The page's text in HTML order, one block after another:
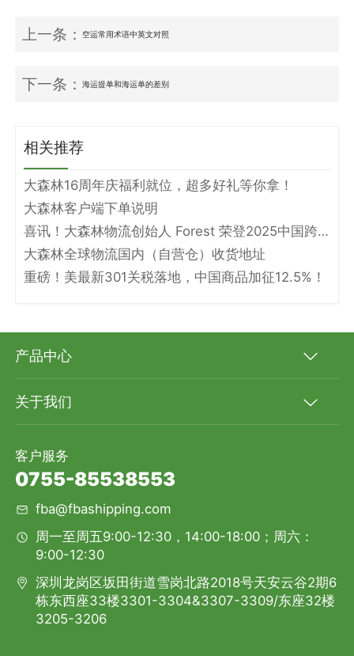
上一条：空运常用术语中英文对照
下一条：海运提单和海运单的差别
相关推荐
大森林16周年庆福利就位，超多好礼等你拿！
大森林客户端下单说明
喜讯！大森林物流创始人 Forest 荣登2025中国跨境电商物流名人堂！
大森林全球物流国内（自营仓）收货地址
重磅！美最新301关税落地，中国商品加征12.5%！
产品中心
关于我们
客户服务
0755-85538553
fba@fbashipping.com
周一至周五9:00-12:30，14:00-18:00；周六：
9:00-12:30
深圳龙岗区坂田街道雪岗北路2018号天安云谷2期6
栋东西座33楼3301-3304&3307-3309/东座32楼
3205-3206